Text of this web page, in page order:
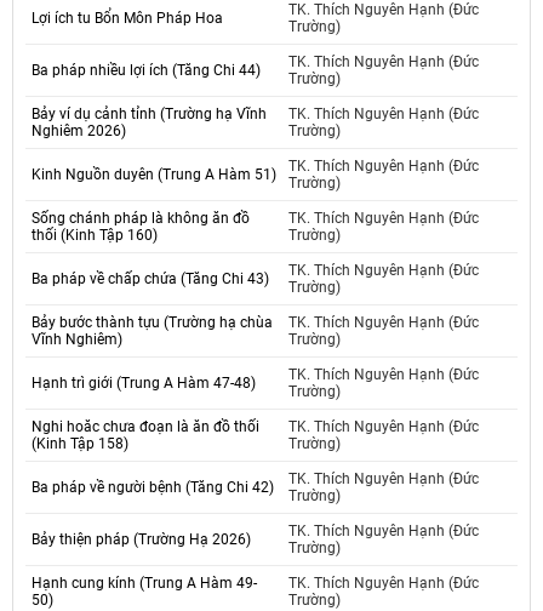
Lợi ích tu Bổn Môn Pháp Hoa
TK. Thích Nguyên Hạnh (Đức
Trường)
Ba pháp nhiều lợi ích (Tăng Chi 44)
TK. Thích Nguyên Hạnh (Đức
Trường)
Bảy ví dụ cảnh tỉnh (Trường hạ Vĩnh
Nghiêm 2026)
TK. Thích Nguyên Hạnh (Đức
Trường)
Kinh Nguồn duyên (Trung A Hàm 51)
TK. Thích Nguyên Hạnh (Đức
Trường)
Sống chánh pháp là không ăn đồ
thối (Kinh Tập 160)
TK. Thích Nguyên Hạnh (Đức
Trường)
Ba pháp về chấp chứa (Tăng Chi 43)
TK. Thích Nguyên Hạnh (Đức
Trường)
Bảy bước thành tựu (Trường hạ chùa
Vĩnh Nghiêm)
TK. Thích Nguyên Hạnh (Đức
Trường)
Hạnh trì giới (Trung A Hàm 47-48)
TK. Thích Nguyên Hạnh (Đức
Trường)
Nghi hoăc chưa đoạn là ăn đồ thối
(Kinh Tập 158)
TK. Thích Nguyên Hạnh (Đức
Trường)
Ba pháp về người bệnh (Tăng Chi 42)
TK. Thích Nguyên Hạnh (Đức
Trường)
Bảy thiện pháp (Trường Hạ 2026)
TK. Thích Nguyên Hạnh (Đức
Trường)
Hạnh cung kính (Trung A Hàm 49-
50)
TK. Thích Nguyên Hạnh (Đức
Trường)